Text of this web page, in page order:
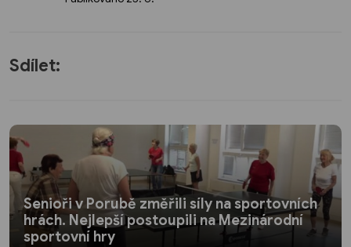
Sdílet:
Senioři v Porubě změřili síly na sportovních
hrách. Nejlepší postoupili na Mezinárodní
sportovní hry